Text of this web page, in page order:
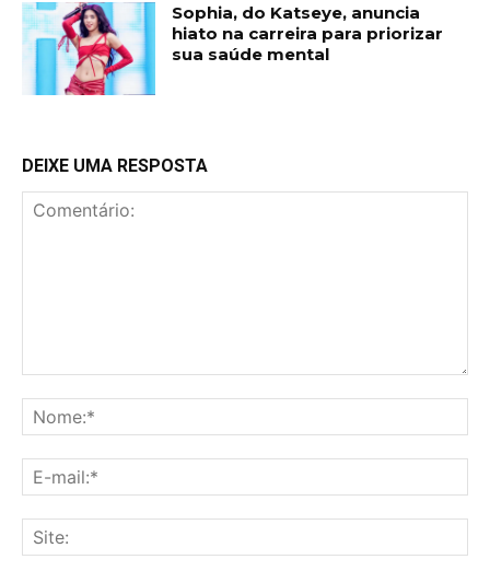
Sophia, do Katseye, anuncia
hiato na carreira para priorizar
sua saúde mental
DEIXE UMA RESPOSTA